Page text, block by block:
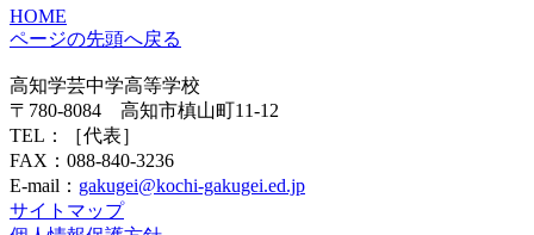
HOME
ページの先頭へ戻る
高知学芸中学高等学校
〒780-8084 高知市槙山町11-12
TEL：
［代表］
FAX：088-840-3236
E-mail： gakugei@kochi-gakugei.ed.jp
サイトマップ